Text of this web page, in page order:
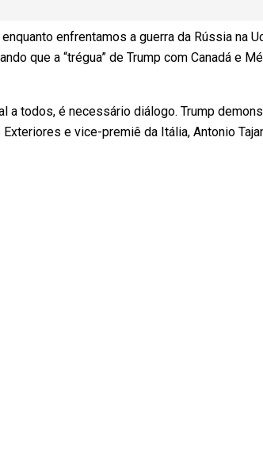
enfrentamos a guerra da Rússia na
que a “trégua” de Trump com Canadá e
a todos, é necessário diálogo. Trump
e vice-premiê da Itália, Antonio